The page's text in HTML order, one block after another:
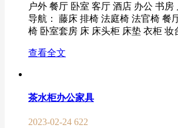
户外 餐厅 卧室 客厅 酒店 办公 书
导航： 藤床 排椅 法庭椅 法官椅 餐
椅 卧室套房 床 床头柜 床垫 衣柜 妆
查看全文
茶水柜办公家具
2023-02-24 622